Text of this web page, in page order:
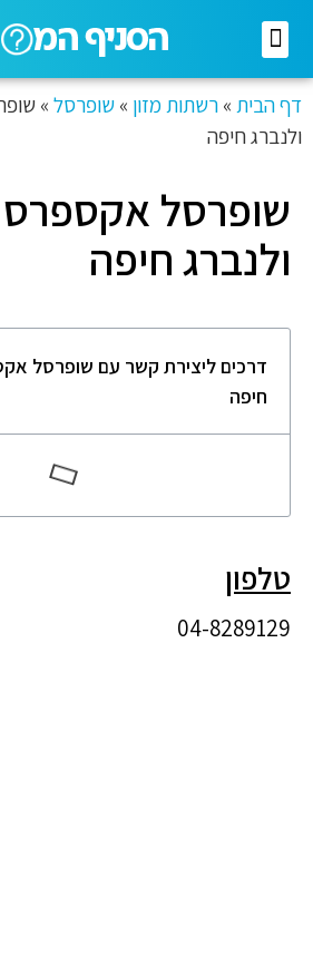
דף הבית » רשתות מזון » שופרסל »
ולנברג חיפה
שופרסל אקספרס
ולנברג חיפה
דרכים ליצירת קשר עם שופרסל
חיפה
טלפון
04-8289129